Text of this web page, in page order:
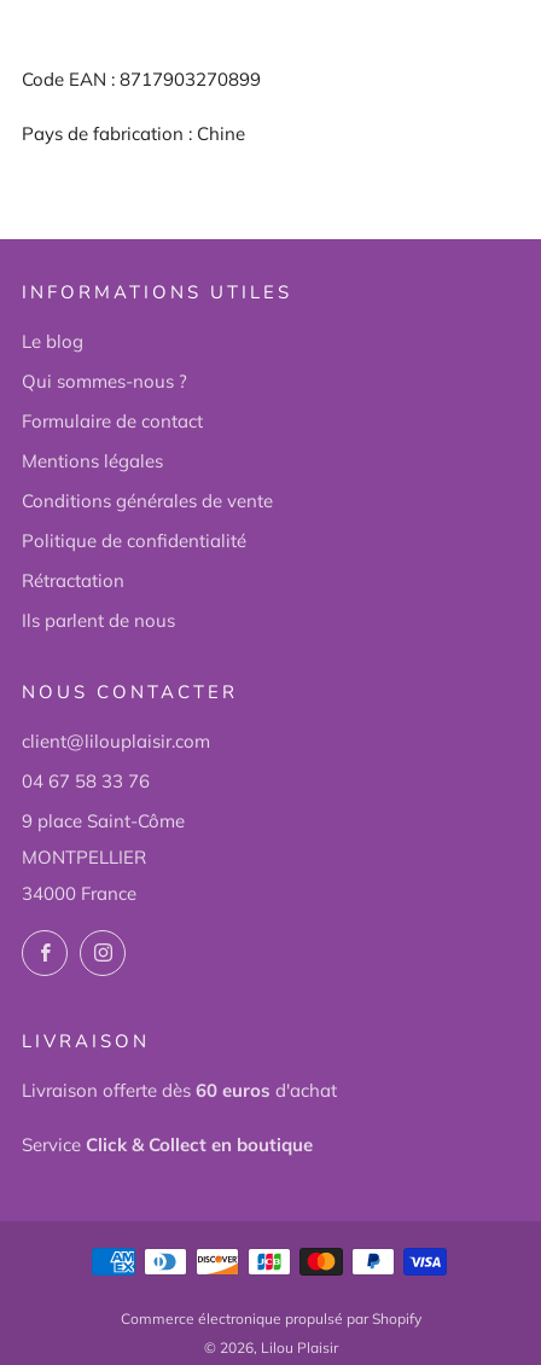
Code EAN : 8717903270899
Pays de fabrication : Chine
INFORMATIONS UTILES
Le blog
Qui sommes-nous ?
Formulaire de contact
Mentions légales
Conditions générales de vente
Politique de confidentialité
Rétractation
Ils parlent de nous
NOUS CONTACTER
client@lilouplaisir.com
04 67 58 33 76
9 place Saint-Côme
MONTPELLIER
34000 France
FacebookInstagram
LIVRAISON
Livraison offerte dès 60 euros d'achat
Service Click & Collect en boutique
Commerce électronique propulsé par Shopify
© 2026, Lilou Plaisir